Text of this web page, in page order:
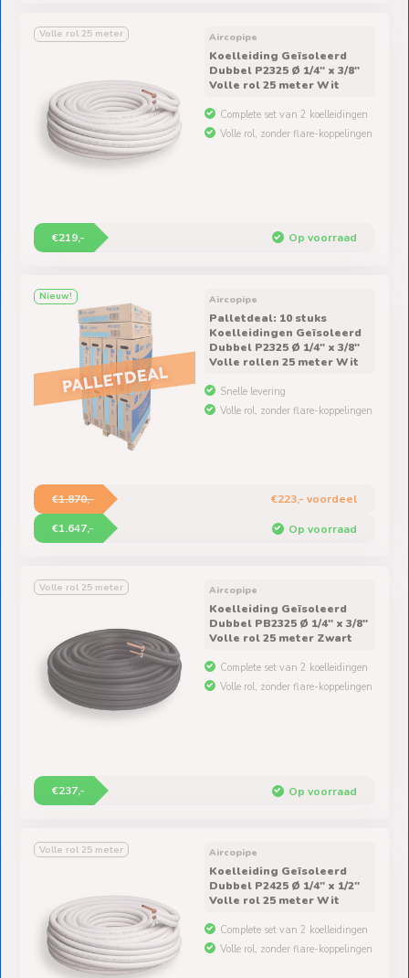
Volle rol 25 meter Aircopipe
Koelleiding Geïsoleerd
Dubbel P2325 Ø 1/4" x 3/8"
Volle rol 25 meter Wit
Complete set van 2 koelleidingen
Volle rol, zonder flare-koppelingen
€219,- Op voorraad
Nieuw! Aircopipe
Palletdeal: 10 stuks
Koelleidingen Geïsoleerd
Dubbel P2325 Ø 1/4" x 3/8"
Volle rollen 25 meter Wit
Snelle levering
Volle rol, zonder flare-koppelingen
€1.870,-
€223,- voordeel
€1.647,-
Op voorraad
Volle rol 25 meter Aircopipe
Koelleiding Geïsoleerd
Dubbel PB2325 Ø 1/4" x 3/8"
Volle rol 25 meter Zwart
Complete set van 2 koelleidingen
Volle rol, zonder flare-koppelingen
€237,- Op voorraad
Volle rol 25 meter Aircopipe
Koelleiding Geïsoleerd
Dubbel P2425 Ø 1/4" x 1/2"
Volle rol 25 meter Wit
Complete set van 2 koelleidingen
Volle rol, zonder flare-koppelingen